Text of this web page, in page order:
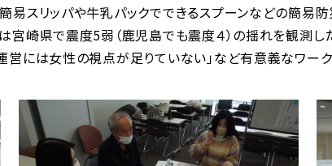
易スリッパや牛乳パックでできるスプーンなどの簡易
崎県で震度5弱（鹿児島でも震度４）の揺れを観測
営には女性の視点が足りていない」など有意義なワーク